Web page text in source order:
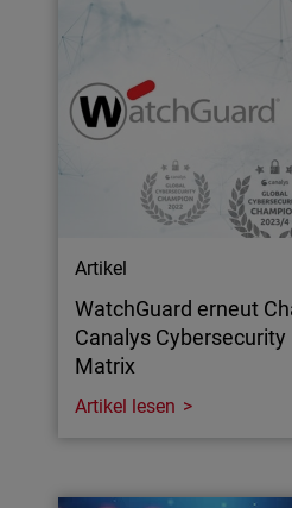
Artikel
WatchGuard erneut
Canalys
Matrix
Artikel lesen